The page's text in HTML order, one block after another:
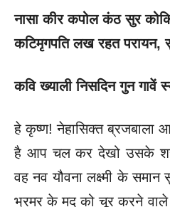
नासा कीर कपोल कंठ सुर
कटिमृगपति लख रहत परायन,
कवि ख्याली निसदिन गुन गावें
हे कृष्ण! नेहासिक्त ब्रजबाला
है आप चल कर देखो उसके
वह नव यौवना लक्ष्मी के
भ्रमर के मद को चूर करने वाले